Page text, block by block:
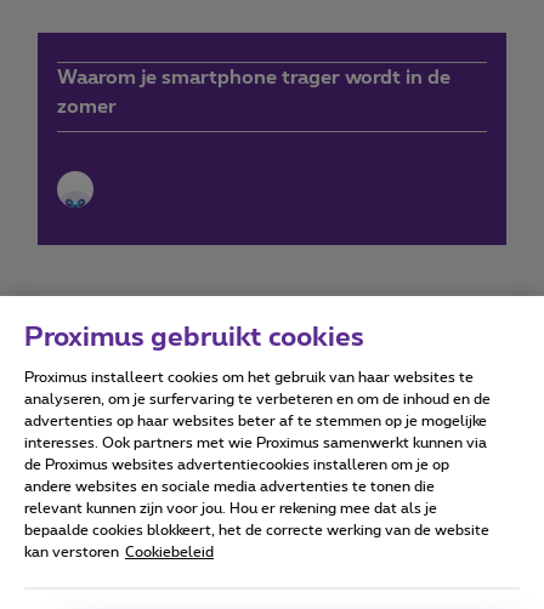
Waarom je smartphone trager wordt in de
zomer
Forumvoorwaarden Accessibility statement
Alle rechten voorbehouden. © Proximus
Algemene voorwaarden, consumenteninfo
Proximus gebruikt cookies
Proximus installeert cookies om het gebruik van haar websites te
analyseren, om je surfervaring te verbeteren en om de inhoud en de
advertenties op haar websites beter af te stemmen op je mogelijke
interesses. Ook partners met wie Proximus samenwerkt kunnen via
de Proximus websites advertentiecookies installeren om je op
andere websites en sociale media advertenties te tonen die
relevant kunnen zijn voor jou. Hou er rekening mee dat als je
bepaalde cookies blokkeert, het de correcte werking van de website
kan verstoren Cookiebeleid